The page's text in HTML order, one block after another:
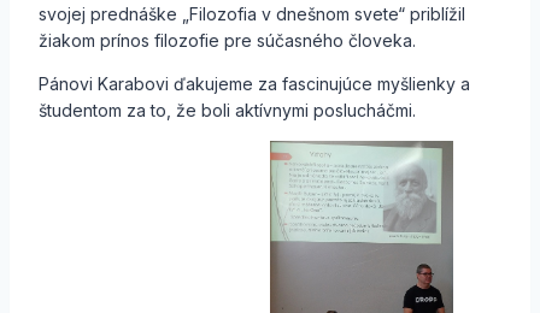
svojej prednáške „Filozofia v dnešnom svete“ priblížil
žiakom prínos filozofie pre súčasného človeka.
Pánovi Karabovi ďakujeme za fascinujúce myšlienky a
študentom za to, že boli aktívnymi poslucháčmi.